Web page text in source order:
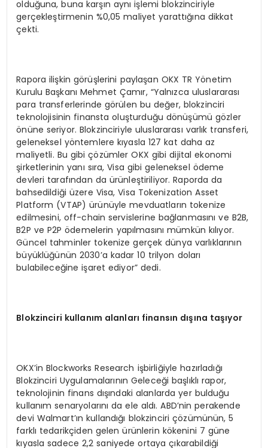
olduğuna, buna karşın aynı işlemi blokzinciriyle
gerçekleştirmenin %0,05 maliyet yarattığına dikkat
çekti.
Rapora ilişkin görüşlerini paylaşan OKX TR Yönetim
Kurulu Başkanı Mehmet Çamır, “Yalnızca uluslararası
para transferlerinde görülen bu değer, blokzinciri
teknolojisinin finansta oluşturduğu dönüşümü gözler
önüne seriyor. Blokzinciriyle uluslararası varlık transferi,
geleneksel yöntemlere kıyasla 127 kat daha az
maliyetli. Bu gibi çözümler OKX gibi dijital ekonomi
şirketlerinin yanı sıra, Visa gibi geleneksel ödeme
devleri tarafından da ürünleştiriliyor. Raporda da
bahsedildiği üzere Visa, Visa Tokenization Asset
Platform (VTAP) ürünüyle mevduatların tokenize
edilmesini, off-chain servislerine bağlanmasını ve B2B,
B2P ve P2P ödemelerin yapılmasını mümkün kılıyor.
Güncel tahminler tokenize gerçek dünya varlıklarının
büyüklüğünün 2030’a kadar 10 trilyon doları
bulabileceğine işaret ediyor” dedi.
Blokzinciri kullanım alanları finansın dışına taşıyor
OKX’in Blockworks Research işbirliğiyle hazırladığı
Blokzinciri Uygulamalarının Geleceği başlıklı rapor,
teknolojinin finans dışındaki alanlarda yer bulduğu
kullanım senaryolarını da ele aldı. ABD’nin perakende
devi Walmart’ın kullandığı blokzinciri çözümünün, 5
farklı tedarikçiden gelen ürünlerin kökenini 7 güne
kıyasla sadece 2,2 saniyede ortaya çıkarabildiği